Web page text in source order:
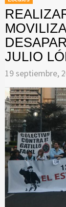
JULIO
19 septiembre,